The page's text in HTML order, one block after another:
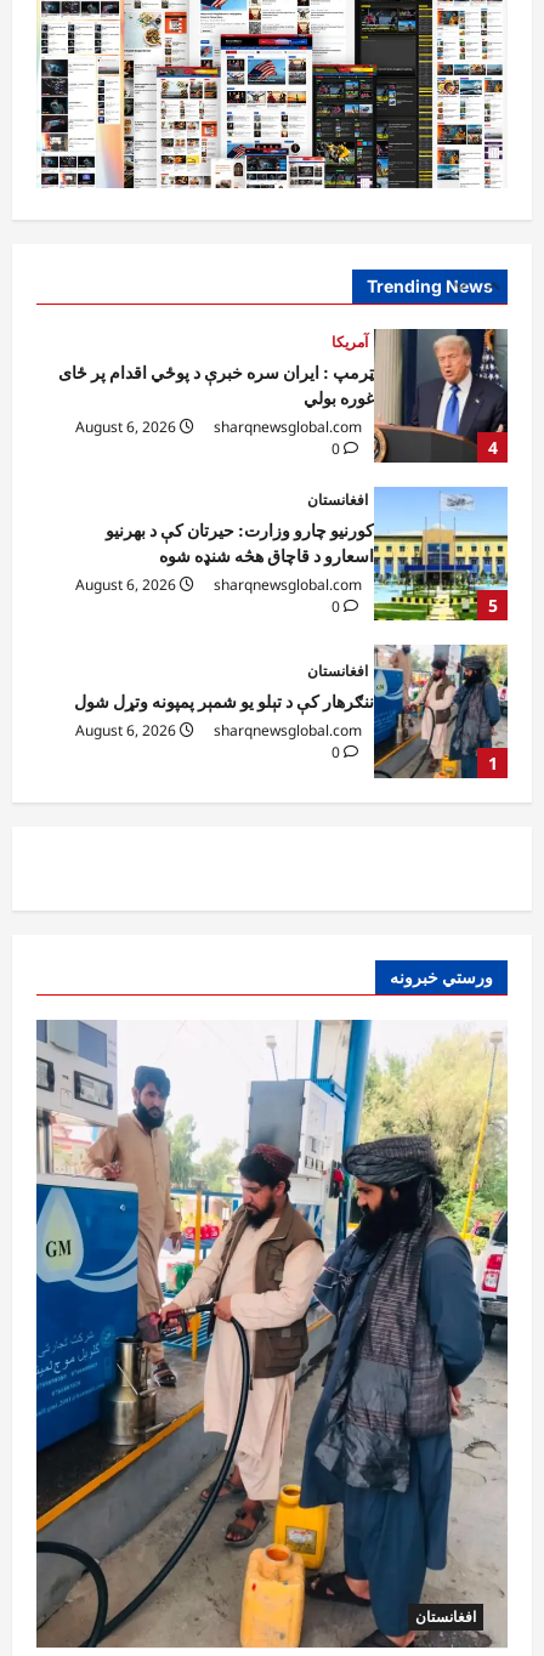
Trending News
3
آمریکا
ټرمپ : د امریکا د وسلو زېرمتونونه لا هم ډېر
دي
sharqnewsglobal.com
August 6, 2026
0
4
آمریکا
ټرمپ : ایران سره خبرې د پوځي اقدام پر ځای
sharqnewsglobal.com
5
افغانستان
کورنیو چارو وزارت: حیرتان کې د بهرنیو
اسعارو د قاچاق هڅه شنډه شوه
sharqnewsglobal.com
0
1
افغانستان
ننګرهار کې د تېلو یو شمېر پمپونه وتړل شول
sharqnewsglobal.com
0
2
ټولګټو وزارت: قیصار ـ لامان سړک رغنیزې
چارې په بېلابېلو برخو کې روانې دي
sharqnewsglobal.com
4
غوره بولي
sharqnewsglobal.com
0
5
افغانستان
کورنیو چارو وزارت: حیرتان کې د بهرنیو
اسعارو د قاچاق هڅه شنډه شوه
sharqnewsglobal.com
August 6, 2026
0
ورستي خبرونه
افغانستان